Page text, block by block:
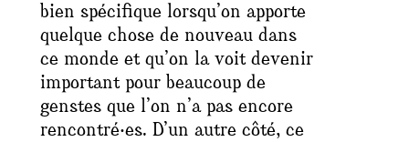
bien spécifique lorsqu’on apporte
quelque chose de nouveau dans
ce monde et qu’on la voit devenir
important pour beaucoup de
genstes que l’on n’a pas encore
rencontré‧es. D’un autre côté, ce